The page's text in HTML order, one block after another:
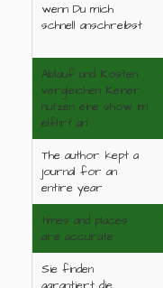
wenn Du mich
schnell anschreibst
Ablauf und Kosten
vergleichen Keiner
nutzen eine show im
elflirt an
The author kept a
journal for an
entire year
times and places
are accurate
Sie finden